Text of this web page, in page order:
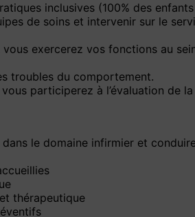
inclusives (100% des
de soins et intervenir sur le
exercerez vos fonctions au
troubles du comportement.
participerez à l’évaluation de
le domaine infirmier et
thérapeutique